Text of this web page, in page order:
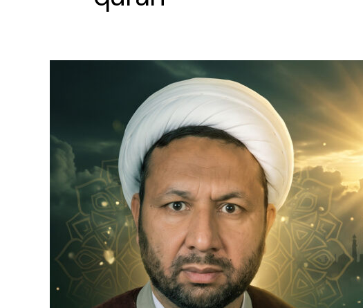
Pehchan
Ka
Safar
Gunah
Aur